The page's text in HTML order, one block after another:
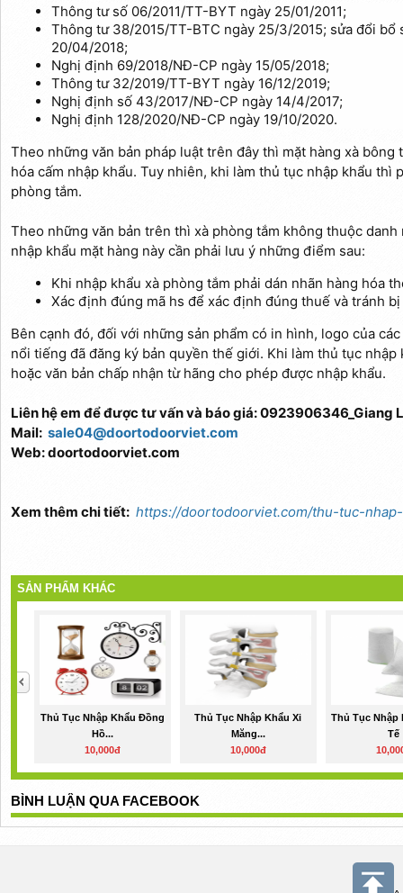
Thông tư số 06/2011/TT-BYT ngày 25/01/2011;
Thông tư 38/2015/TT-BTC ngày 25/3/2015; sửa đổi bổ
20/04/2018;
Nghị định 69/2018/NĐ-CP ngày 15/05/2018;
Thông tư 32/2019/TT-BYT ngày 16/12/2019;
Nghị định số 43/2017/NĐ-CP ngày 14/4/2017;
Nghị định 128/2020/NĐ-CP ngày 19/10/2020.
Theo những văn bản pháp luật trên đây thì mặt hàng xà bông
hóa cấm nhập khẩu. Tuy nhiên, khi làm thủ tục nhập khẩu thì
phòng tắm.
Theo những văn bản trên thì xà phòng tắm không thuộc danh
nhập khẩu mặt hàng này cần phải lưu ý những điểm sau:
Khi nhập khẩu xà phòng tắm phải dán nhãn hàng hóa
Xác định đúng mã hs để xác định đúng thuế và tránh
Bên cạnh đó, đối với những sản phẩm có in hình, logo của
nổi tiếng đã đăng ký bản quyền thế giới. Khi làm thủ tục
hoặc văn bản chấp nhận từ hãng cho phép được nhập khẩu.
Liên hệ em để được tư vấn và báo giá: 0923906346_Giang
Mail: sale04@doortodoorviet.com
Web: doortodoorviet.com
Xem thêm chi tiết: https://doortodoorviet.com/thu-tuc-
SẢN PHẨM KHÁC
Thủ Tục Nhập Khẩu Đồng
Hồ...
10,000đ
Thủ Tục Nhập Khẩu Xi
Măng...
10,000đ
Thủ Tục Nhập
Tế
BÌNH LUẬN QUA FACEBOOK